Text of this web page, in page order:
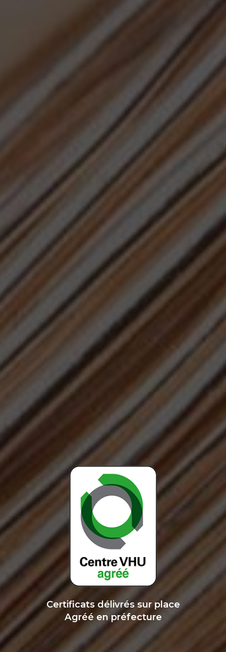
Certificats délivrés sur place
Agréé en préfecture